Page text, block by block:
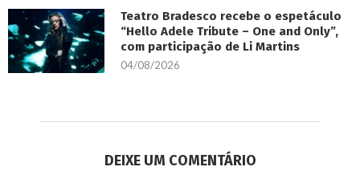
Teatro Bradesco recebe o espetáculo
“Hello Adele Tribute – One and Only”,
com participação de Li Martins
04/08/2026
DEIXE UM COMENTÁRIO